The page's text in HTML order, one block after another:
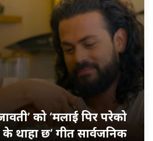
को ‘मलाई पिर परेको
के थाहा छ’ गीत सार्वजनिक